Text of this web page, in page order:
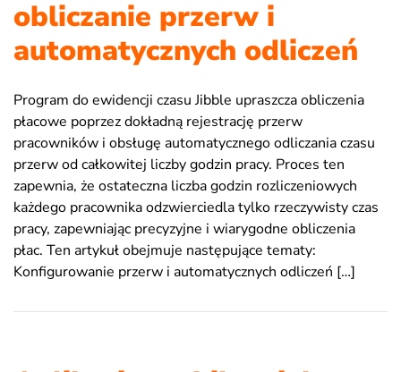
obliczanie przerw i
automatycznych odliczeń
Program do ewidencji czasu Jibble upraszcza obliczenia
płacowe poprzez dokładną rejestrację przerw
pracowników i obsługę automatycznego odliczania czasu
przerw od całkowitej liczby godzin pracy. Proces ten
zapewnia, że ostateczna liczba godzin rozliczeniowych
każdego pracownika odzwierciedla tylko rzeczywisty czas
pracy, zapewniając precyzyjne i wiarygodne obliczenia
płac. Ten artykuł obejmuje następujące tematy:
Konfigurowanie przerw i automatycznych odliczeń […]